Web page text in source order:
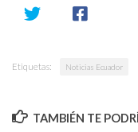
Etiquetas: Noticias Ecuador
TAMBIÉN TE